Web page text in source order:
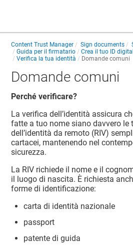
Content Trust Manager Sign documents
Guida per il firmatario
Crea il tuo ID
Verifica la tua identità
Domande comuni
Domande comuni
Perché verificare?
La verifica dell’identità assicura
fatte a tuo nome siano davvero le
dell’identità da remoto (RIV)
cartacei, mantenendo nel
sicurezza.
La RIV richiede il nome e il
il luogo di nascita. È richiesta
forme di identificazione:
carta di identità nazionale
passport
patente di guida